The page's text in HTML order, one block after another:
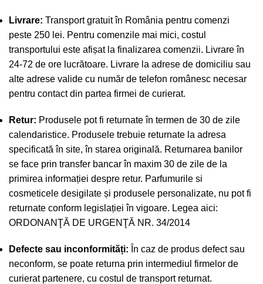
Livrare: Transport gratuit în România pentru comenzi
peste 250 lei. Pentru comenzile mai mici, costul
transportului este afișat la finalizarea comenzii. Livrare în
24-72 de ore lucrătoare. Livrare la adrese de domiciliu sau
alte adrese valide cu număr de telefon românesc necesar
pentru contact din partea firmei de curierat.
Retur: Produsele pot fi returnate în termen de 30 de zile
calendaristice. Produsele trebuie returnate la adresa
specificată în site, în starea originală. Returnarea banilor
se face prin transfer bancar în maxim 30 de zile de la
primirea informației despre retur. Parfumurile si
cosmeticele desigilate și produsele personalizate, nu pot fi
returnate conform legislației în vigoare. Legea aici:
ORDONANŢĂ DE URGENŢĂ NR. 34/2014
Defecte sau inconformități: În caz de produs defect sau
neconform, se poate returna prin intermediul firmelor de
curierat partenere, cu costul de transport returnat.